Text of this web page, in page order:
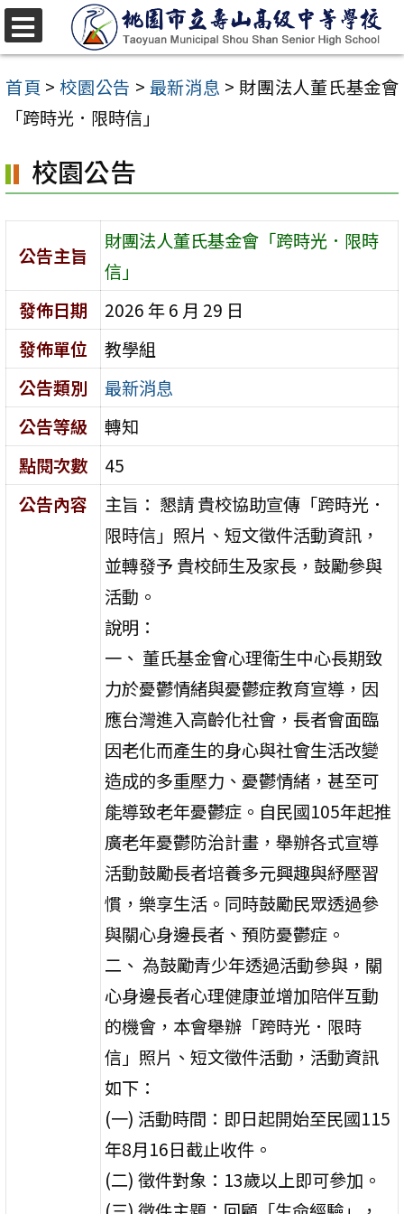
跳
至
主
容
區
首頁 > 校園公告 > 最新消息 > 財團法人董氏基金會
「跨時光．限時信」
校園公告
公告主旨
財團法人董氏基金會「跨時光．限時
信」
發佈日期
2026 年 6 月 29 日
發佈單位
教學組
公告類別
最新消息
公告等級
轉知
點閱次數
45
公告內容
主旨： 懇請 貴校協助宣傳「跨時光．
限時信」照片、短文徵件活動資訊，
並轉發予 貴校師生及家長，鼓勵參與
活動。
說明：
一、 董氏基金會心理衛生中心長期致
力於憂鬱情緒與憂鬱症教育宣導，因
應台灣進入高齡化社會，長者會面臨
因老化而產生的身心與社會生活改變
造成的多重壓力、憂鬱情緒，甚至可
能導致老年憂鬱症。自民國105年起推
廣老年憂鬱防治計畫，舉辦各式宣導
活動鼓勵長者培養多元興趣與紓壓習
慣，樂享生活。同時鼓勵民眾透過參
與關心身邊長者、預防憂鬱症。
二、 為鼓勵青少年透過活動參與，關
心身邊長者心理健康並增加陪伴互動
的機會，本會舉辦「跨時光．限時
信」照片、短文徵件活動，活動資訊
如下：
(一) 活動時間：即日起開始至民國115
年8月16日截止收件。
(二) 徵件對象：13歲以上即可參加。
選
單